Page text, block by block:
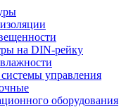
на DIN-рейку
управления
оборудования